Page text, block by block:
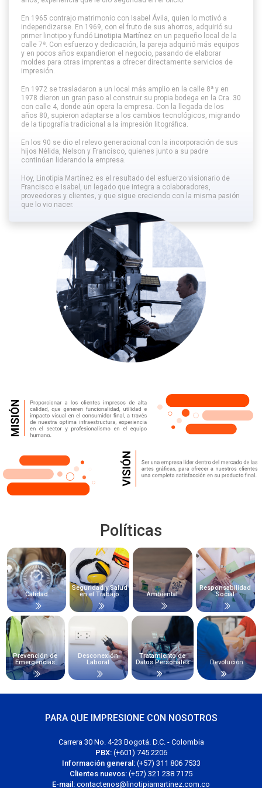
En 1965 contrajo matrimonio con Isabel Ávila, quien lo motivó a
independizarse. En 1969, con el fruto de sus ahorros, adquirió su
primer linotipo y fundó Linotipia Martínez en un pequeño local de la
calle 7ª. Con esfuerzo y dedicación, la pareja adquirió más equipos
y en pocos años expandieron el negocio, pasando de elaborar
moldes para otras imprentas a ofrecer directamente servicios de
impresión.
En 1972 se trasladaron a un local más amplio en la calle 8ª y en
1978 dieron un gran paso al construir su propia bodega en la Cra. 30
con calle 4, donde aún opera la empresa. Con la llegada de los
años 80, supieron adaptarse a los cambios tecnológicos, migrando
de la tipografía tradicional a la impresión litográfica.
En los 90 se dio el relevo generacional con la incorporación de sus
hijos Nélida, Nelson y Francisco, quienes junto a su padre
continúan liderando la empresa.
Hoy, Linotipia Martínez es el resultado del esfuerzo visionario de
Francisco e Isabel, un legado que integra a colaboradores,
proveedores y clientes, y que sigue creciendo con la misma pasión
que lo vio nacer.
Políticas
Calidad
Seguridad y Salud
en el Trabajo
Ambiental
Responsabilidad
Social
Prevención de
Emergencias
Desconexión
Laboral
Tratamiento de
Datos Personales
Devolución
PARA QUE IMPRESIONE CON NOSOTROS
Carrera 30 No. 4-23 Bogotá. D.C. - Colombia
PBX: (+601) 745 2206
Información general:(+57) 311 806 7533
Clientes nuevos: (+57) 321 238 7175
E-mail: contactenos@linotipiamartinez.com.co